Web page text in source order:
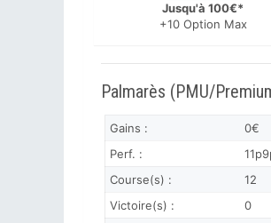
Jusqu'à 100€*
+10 Option Max
Palmarès (PMU/
Gains :
0€
Perf. :
Course(s) :
12
Victoire(s) :
0